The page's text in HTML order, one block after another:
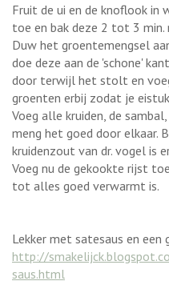
Fruit de ui en de knoflook in
toe en bak deze 2 tot 3 min.
Duw het groentemengsel
doe deze aan de 'schone'
door terwijl het stolt en
groenten erbij zodat je
Voeg alle kruiden, de
meng het goed door elkaar.
kruidenzout van dr. vogel is
Voeg nu de gekookte rijst
tot alles goed verwarmt is.
Lekker met satesaus en een
http://
saus.html